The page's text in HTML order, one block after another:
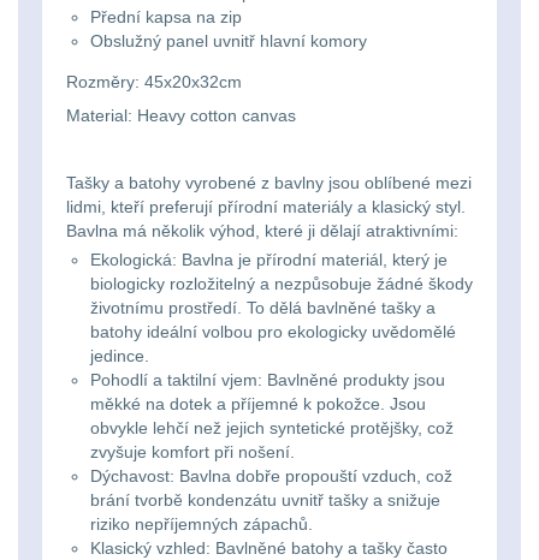
nebo
baterie
Čelové
svetlá
čelovky
Taktické
svietidlá
Lucerny
Náhradné diely7
BATOHY A TAŠKY
(1568)
Turistické a expediční38
Městské batohy 41
Batohy216
Méně než 10 L13
10 - 20 L26
Přední kapsa na zip
Obslužný panel uvnitř hlavní komory
Rozměry: 45x20x32cm
Material: Heavy cotton canvas
Tašky a batohy vyrobené z bavlny jsou oblíbené mezi
lidmi, kteří preferují přírodní materiály a klasický styl.
Bavlna má několik výhod, které ji dělají atraktivními:
Ekologická: Bavlna je přírodní materiál, který je
biologicky rozložitelný a nezpůsobuje žádné škody
životnímu prostředí. To dělá bavlněné tašky a
batohy ideální volbou pro ekologicky uvědomělé
jedince.
Pohodlí a taktilní vjem: Bavlněné produkty jsou
měkké na dotek a příjemné k pokožce. Jsou
obvykle lehčí než jejich syntetické protějšky, což
zvyšuje komfort při nošení.
Dýchavost: Bavlna dobře propouští vzduch, což
brání tvorbě kondenzátu uvnitř tašky a snižuje
riziko nepříjemných zápachů.
Klasický vzhled: Bavlněné batohy a tašky často